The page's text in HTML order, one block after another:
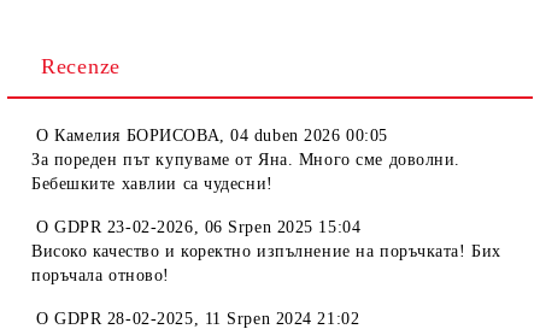
Recenze
OКамелия БОРИСОВА,04 duben 2026 00:05
За пореден път купуваме от Яна. Много сме доволни.
Бебешките хавлии са чудесни!
OGDPR 23-02-2026, 06 Srpen 2025 15:04
Високо качество и коректно изпълнение на поръчката! Бих
поръчала отново!
OGDPR 28-02-2025, 11 Srpen 2024 21:02